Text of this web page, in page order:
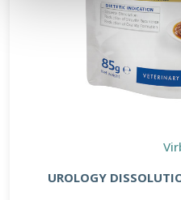
UROLOGY